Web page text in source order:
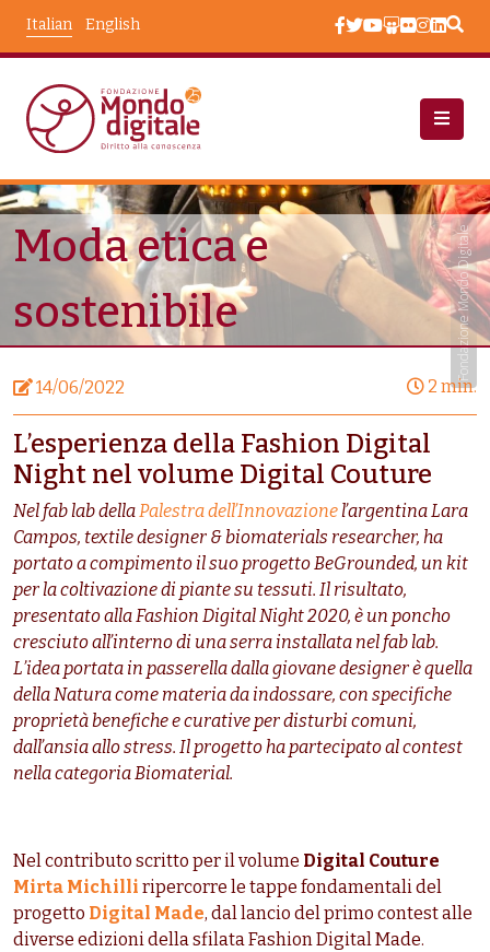
English
Italian
Notizie Moda Etica E Sostenibile
Fondazione Mondo Digitale
Moda etica e
sostenibile
14/06/2022 2 min.
L’esperienza della Fashion Digital
Night nel volume Digital Couture
Nel fab lab dellaPalestra dell’Innovazionel’argentina Lara
Campos, textile designer & biomaterials researcher, ha
portato a compimento il suo progetto BeGrounded, un kit
per la coltivazione di piante su tessuti. Il risultato,
presentato alla Fashion Digital Night 2020, è un poncho
cresciuto all’interno di una serra installata nel fab lab.
L’idea portata in passerella dalla giovane designer è quella
della Natura come materia da indossare, con specifiche
proprietà benefiche e curative per disturbi comuni,
dall’ansia allo stress. Il progetto ha partecipato al contest
nella categoria Biomaterial.
Nel contributo scritto per il volume Digital Couture
Mirta Michilli ripercorre le tappe fondamentali del
progetto Digital Made, dal lancio del primo contest alle
diverse edizioni della sfilata Fashion Digital Made.